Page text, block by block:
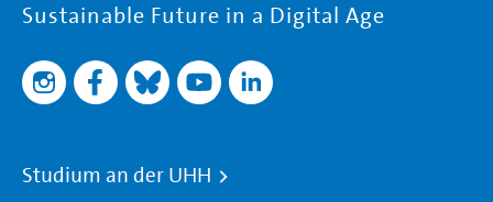
Sustainable Future in a Digital Age
Studium an der UHH